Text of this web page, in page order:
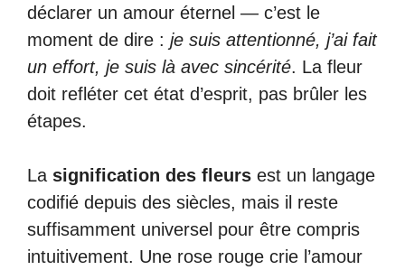
déclarer un amour éternel — c’est le
moment de dire : je suis attentionné, j’ai fait
un effort, je suis là avec sincérité. La fleur
doit refléter cet état d’esprit, pas brûler les
étapes.
La signification des fleurs est un langage
codifié depuis des siècles, mais il reste
suffisamment universel pour être compris
intuitivement. Une rose rouge crie l’amour